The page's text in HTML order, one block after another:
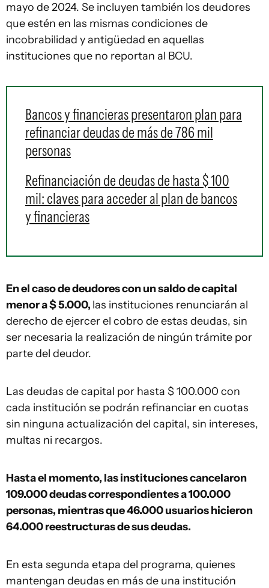
mayo de 2024. Se incluyen también los deudores
que estén en las mismas condiciones de
incobrabilidad y antigüedad en aquellas
instituciones que no reportan al BCU.
Bancos y financieras presentaron plan para
refinanciar deudas de más de 786 mil
personas
Refinanciación de deudas de hasta $ 100
mil: claves para acceder al plan de bancos
y financieras
En el caso de deudores con un saldo de capital
menor a $ 5.000, las instituciones renunciarán al
derecho de ejercer el cobro de estas deudas, sin
ser necesaria la realización de ningún trámite por
parte del deudor.
Las deudas de capital por hasta $ 100.000 con
cada institución se podrán refinanciar en cuotas
sin ninguna actualización del capital, sin intereses,
multas ni recargos.
Hasta el momento, las instituciones cancelaron
109.000 deudas correspondientes a 100.000
personas, mientras que 46.000 usuarios hicieron
64.000 reestructuras de sus deudas.
En esta segunda etapa del programa, quienes
mantengan deudas en más de una institución